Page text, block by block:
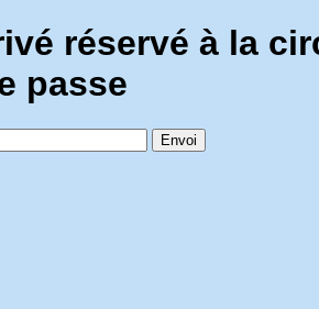
réservé à la
passe